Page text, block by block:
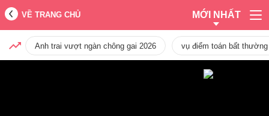
VỀ TRANG CHỦ MỚI NHẤT
Anh trai vượt ngàn chông gai 2026 vụ điểm toán bất